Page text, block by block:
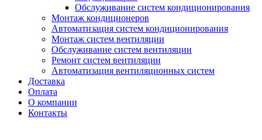
Обслуживание систем кондиционирования
Монтаж кондиционеров
Автоматизация систем кондиционирования
Монтаж систем вентиляции
Обслуживание систем вентиляции
Ремонт систем вентиляции
Автоматизация вентиляционных систем
Доставка
Оплата
О компании
Контакты